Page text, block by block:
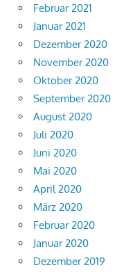
Februar 2021
Januar 2021
Dezember 2020
November 2020
Oktober 2020
September 2020
August 2020
Juli 2020
Juni 2020
Mai 2020
April 2020
März 2020
Februar 2020
Januar 2020
Dezember 2019